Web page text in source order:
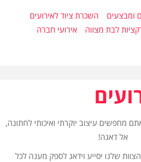
ומבצעים
השכרת ציוד לאירועים
לבת מצווה
אירועי חברה
מחפשים עיצוב יוקרתי ואיכותי לחתונה,
אל דאגה!
שלנו יסייע וידאג לספק מענה לכל